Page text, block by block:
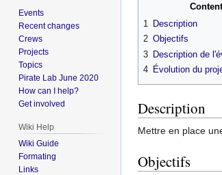
navigation
1
Description
2 Objectifs
3 Description de
4 Évolution du
Description
Mettre en place
Objectifs
Events
Recent changes
Crews
Projects
Topics
Pirate Lab June 2020
How can I help?
Get involved
Wiki Help
Wiki Guide
Formating
Links